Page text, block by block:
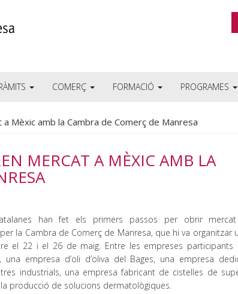
COMERÇ FORMACIÓ PROGRAMES
Mèxic amb la Cambra de Comerç de Manresa
MERCAT A MÈXIC AMB LA
han fet els primers passos per obrir
la Cambra de Comerç de Manresa, que hi va organitzar
el 22 i el 26 de maig. Entre les empreses participants
una empresa d’oli d’oliva del Bages, una empresa
industrials, una empresa fabricant de cistelles de
producció de solucions dermatològiques.